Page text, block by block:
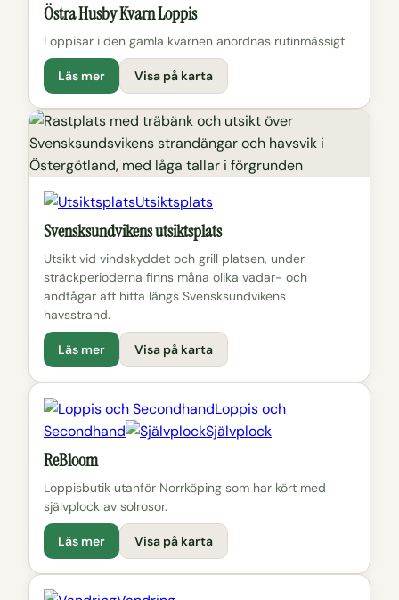
Östra Husby Kvarn Loppis
Loppisar i den gamla kvarnen anordnas rutinmässigt.
Läs mer Visa på karta
Utsiktsplats
Svensksundvikens utsiktsplats
Utsikt vid vindskyddet och grill platsen, under
sträckperioderna finns måna olika vadar- och
andfågar att hitta längs Svensksundvikens
havsstrand.
Läs mer Visa på karta
Loppis och
Secondhand
Självplock
ReBloom
Loppisbutik utanför Norrköping som har kört med
självplock av solrosor.
Läs mer Visa på karta